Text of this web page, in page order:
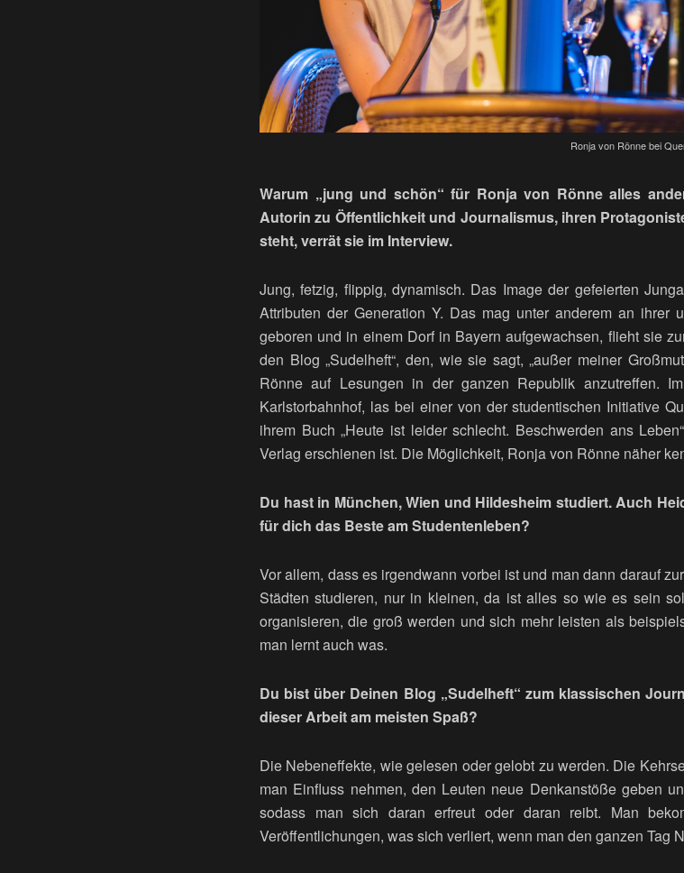
Ronja von Rönne bei
Warum „jung und schön“ für Ronja von Rönne alles
Autorin zu Öffentlichkeit und Journalismus, ihren
steht, verrät sie im Interview.
Jung, fetzig, flippig, dynamisch. Das Image der gefeierten
Attributen der Generation Y. Das mag unter anderem an ihrer
geboren und in einem Dorf in Bayern aufgewachsen, flieht sie
den Blog „Sudelheft“, den, wie sie sagt, „außer meiner
Rönne auf Lesungen in der ganzen Republik anzutreffen.
Karlstorbahnhof, las bei einer von der studentischen Initiative
ihrem Buch „Heute ist leider schlecht. Beschwerden ans
Verlag erschienen ist. Die Möglichkeit, Ronja von Rönne näher
Du hast in München, Wien und Hildesheim studiert. Auch
für dich das Beste am Studentenleben?
Vor allem, dass es irgendwann vorbei ist und man dann darauf
Städten studieren, nur in kleinen, da ist alles so wie es sein
organisieren, die groß werden und sich mehr leisten als
man lernt auch was.
Du bist über Deinen Blog „Sudelheft“ zum klassischen
dieser Arbeit am meisten Spaß?
Die Nebeneffekte, wie gelesen oder gelobt zu werden. Die
man Einfluss nehmen, den Leuten neue Denkanstöße geben
sodass man sich daran erfreut oder daran reibt. Man
Veröffentlichungen, was sich verliert, wenn man den ganzen Tag